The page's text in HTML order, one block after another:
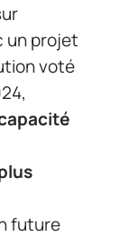
un projet
voté
future